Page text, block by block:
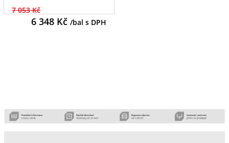
7 053 Kč
6 348Kč /bal s DPH